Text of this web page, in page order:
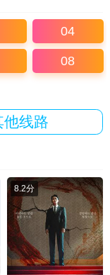
04
08
他线路
8.2分